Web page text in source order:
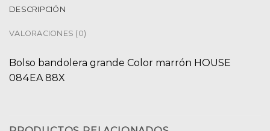
DESCRIPCIÓN
VALORACIONES (0)
Bolso bandolera grande Color marrón HOUSE
084EA 88X